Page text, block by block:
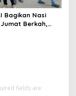
Bagikan Nasi
Berkah,
fields are